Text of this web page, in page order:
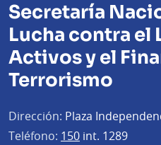
Secretaría
Lucha contra el
Activos y el
Terrorismo
Dirección: Plaza
Teléfono: 150 int. 1289